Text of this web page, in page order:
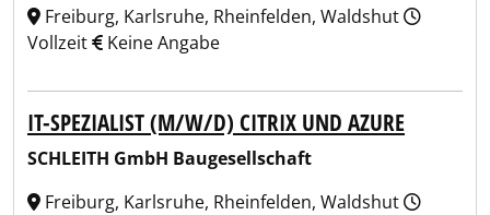
Freiburg, Karlsruhe, Rheinfelden, Waldshut
Vollzeit
Keine Angabe
IT-SPEZIALIST (M/W/D) CITRIX UND AZURE
SCHLEITH GmbH Baugesellschaft
Freiburg, Karlsruhe, Rheinfelden, Waldshut